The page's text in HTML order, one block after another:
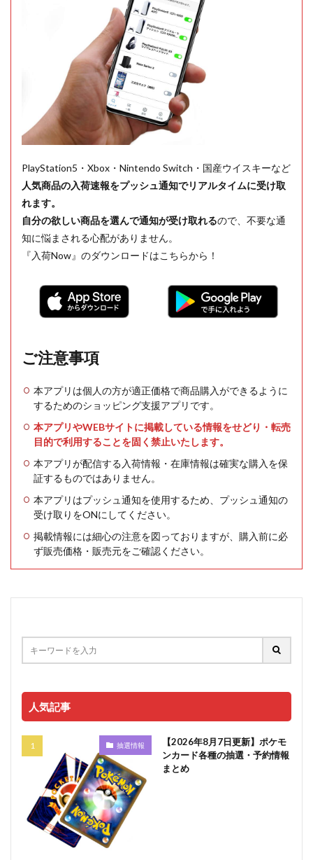
PlayStation5・Xbox・Nintendo Switch・国産ウイスキーなど
人気商品の入荷速報をプッシュ通知でリアルタイムに受け取
れます。
自分の欲しい商品を選んで通知が受け取れるので、不要な通
知に悩まされる心配がありません。
『入荷Now』のダウンロードはこちらから！
ご注意事項
本アプリは個人の方が適正価格で商品購入ができるように
するためのショッピング支援アプリです。
本アプリやWEBサイトに掲載している情報をせどり・転売
目的で利用することを固く禁止いたします。
本アプリが配信する入荷情報・在庫情報は確実な購入を保
証するものではありません。
本アプリはプッシュ通知を使用するため、プッシュ通知の
受け取りをONにしてください。
掲載情報には細心の注意を図っておりますが、購入前に必
ず販売価格・販売元をご確認ください。
人気記事
抽選情報
【2026年8月7日更新】ポケモ
ンカード各種の抽選・予約情報
まとめ